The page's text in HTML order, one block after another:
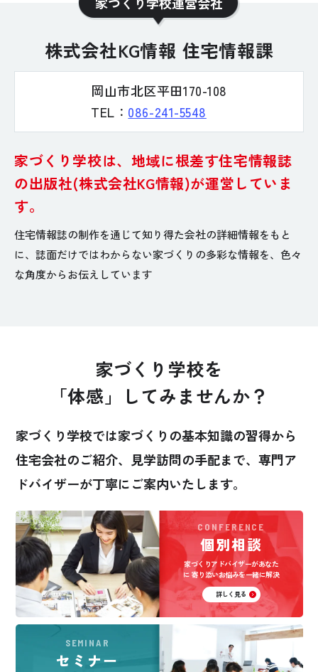
株式会社KG情報 住宅情報課
岡山市北区平田170-108
TEL： 086-241-5548
家づくり学校は、地域に根差す住宅情報誌
の出版社(株式会社KG情報)が運営していま
す。
住宅情報誌の制作を通じて知り得た会社の詳細情報をもと
に、 誌面だけではわからない家づくりの多彩な情報を、色々
な角度からお伝えしています
家づくり学校を
「体感」してみませんか？
家づくり学校では家づくりの基本知識の習得から
住宅会社のご紹介、見学訪問の手配まで、 専門ア
ドバイザーが丁寧にご案内いたします。
CONFERENCE
個別相談
家づくりアドバイザーがあなた
に 寄り添いお悩みを一緒に解決
詳しく見る
SEMINAR
セミナー